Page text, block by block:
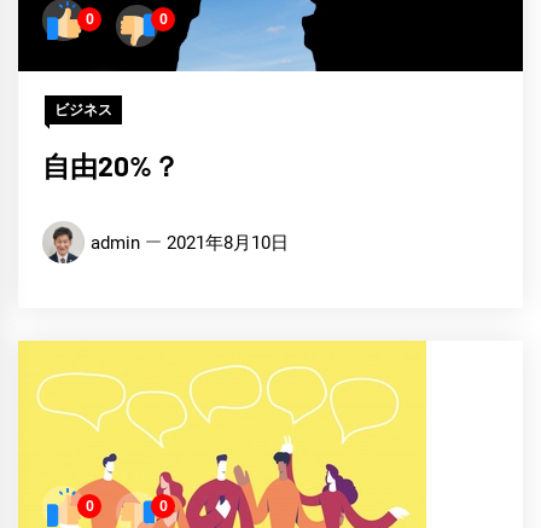
0 0
ビジネス
自由20%？
admin 2021年8月10日
0 0